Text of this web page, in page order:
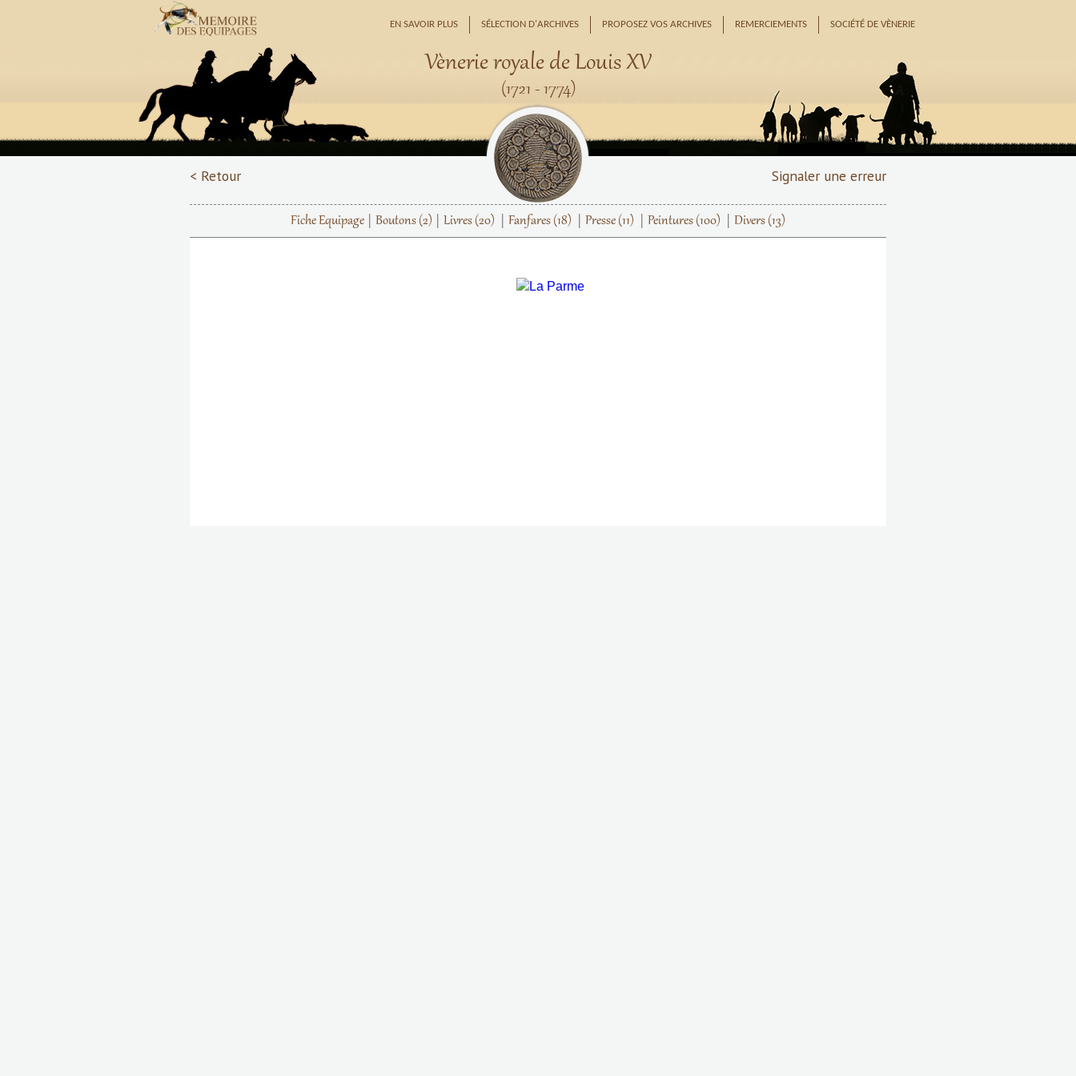
EN SAVOIR PLUS SÉLECTION D'ARCHIVES PROPOSEZ VOS ARCHIVES REMERCIEMENTS SOCIÉTÉ DE VÈNERIE
Vènerie royale de Louis XV
(1721 - 1774)
< Retour Signaler une erreur
Fiche Equipage Boutons (2) Livres (20) Fanfares (18) Presse (11) Peintures (100) Divers (13)